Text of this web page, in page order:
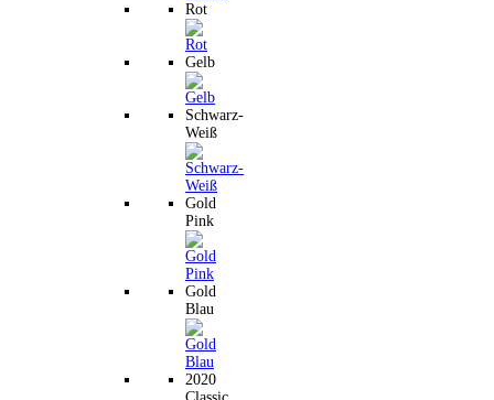
Rot
Gelb
Schwarz-
Weiß
Gold
Pink
Gold
Blau
2020